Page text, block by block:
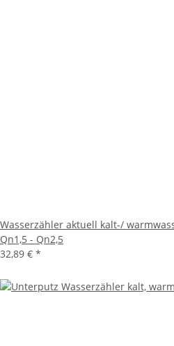
Wasserzähler aktuell kalt-/
Qn1,5 - Qn2,5
32,89 € *